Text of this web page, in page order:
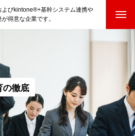
よびkintone®+基幹システム連携や
得意な企業です。
およびプラグイン
の徹底